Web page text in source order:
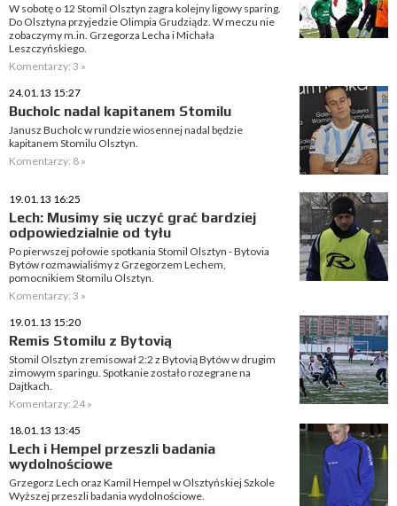
W sobotę o 12 Stomil Olsztyn zagra kolejny ligowy sparing.
Do Olsztyna przyjedzie Olimpia Grudziądz. W meczu nie
zobaczymy m.in. Grzegorza Lecha i Michała
Leszczyńskiego.
Komentarzy: 3 »
24.01.13 15:27
Bucholc nadal kapitanem Stomilu
Janusz Bucholc w rundzie wiosennej nadal będzie
kapitanem Stomilu Olsztyn.
Komentarzy: 8 »
19.01.13 16:25
Lech: Musimy się uczyć grać bardziej
odpowiedzialnie od tyłu
Po pierwszej połowie spotkania Stomil Olsztyn - Bytovia
Bytów rozmawialiśmy z Grzegorzem Lechem,
pomocnikiem Stomilu Olsztyn.
Komentarzy: 3 »
19.01.13 15:20
Remis Stomilu z Bytovią
Stomil Olsztyn zremisował 2:2 z Bytovią Bytów w drugim
zimowym sparingu. Spotkanie zostało rozegrane na
Dajtkach.
Komentarzy: 24 »
18.01.13 13:45
Lech i Hempel przeszli badania
wydolnościowe
Grzegorz Lech oraz Kamil Hempel w Olsztyńskiej Szkole
Wyższej przeszli badania wydolnościowe.